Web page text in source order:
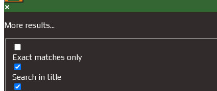
More results...
Exact matches only
Search in title